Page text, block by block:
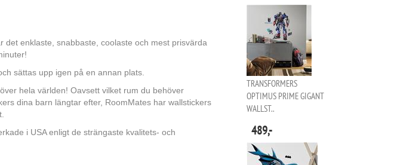
enklaste, snabbaste, coolaste och mest prisvärda
sättas upp igen på en annan plats.
hela världen! Oavsett vilket rum du behöver
dina barn längtar efter, RoomMates har wallstickers
i USA enligt de strängaste kvalitets- och
TRANSFORMERS
OPTIMUS PRIME GIGANT
WALLST..
489,-